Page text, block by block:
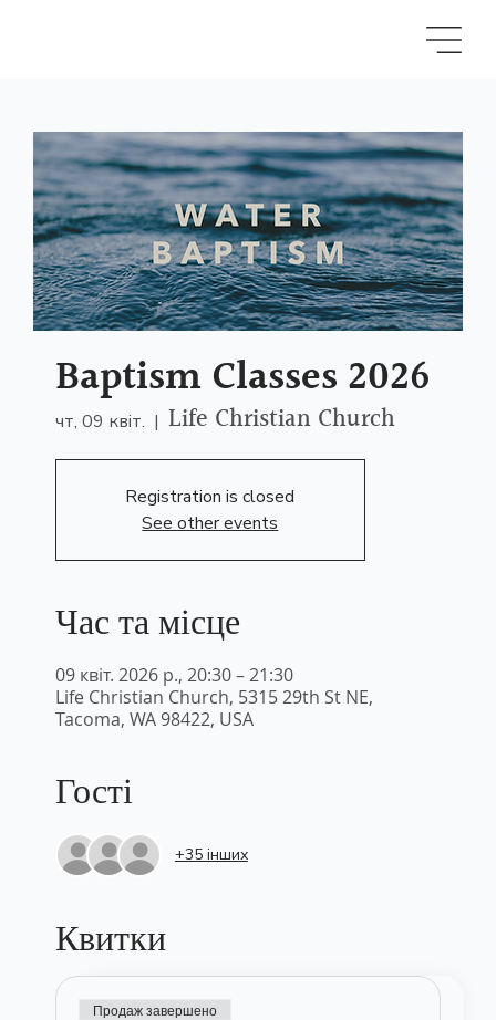
Baptism Classes 2026
чт, 09 квіт.
  |
Life Christian Church
Registration is closed
See other events
Час та місце
09 квіт. 2026 р., 20:30 – 21:30
Life Christian Church, 5315 29th St NE,
Tacoma, WA 98422, USA
Гості
+35 інших
Квитки
Продаж завершено